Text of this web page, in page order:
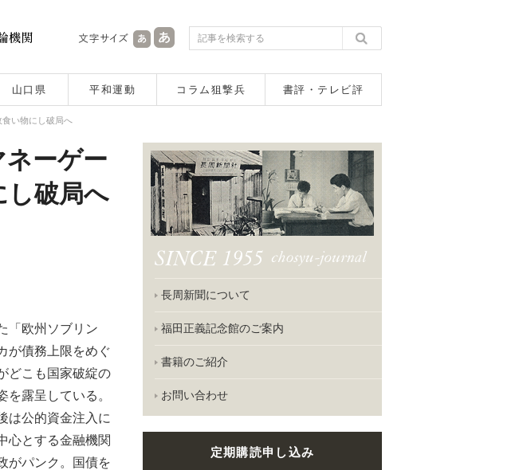
山口県 平和運動 コラム狙撃兵 書評・テレビ評
い物にし破局へ
ーゲー
破局へ
「欧州ソブリン
が債務上限をめぐ
どこも国家破綻の
露呈している。
は公的資金注入に
心とする金融機関
がパンク。国債を
長周新聞について
福田正義記念館のご案内
書籍のご紹介
お問い合わせ
定期購読申し込み